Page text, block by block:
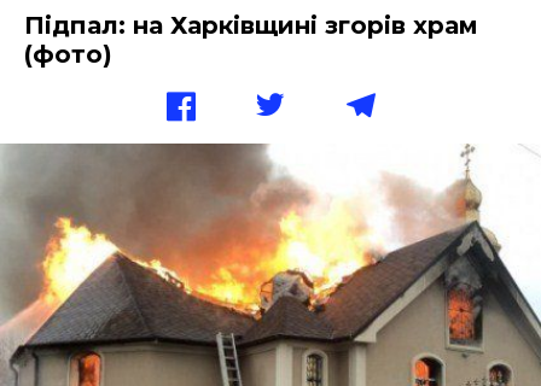
Підпал: на Харківщині згорів храм
(фото)